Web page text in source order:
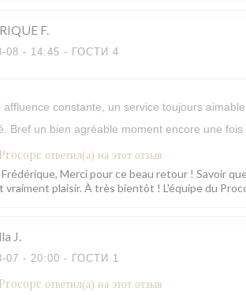
F
08 - 14:45 - ГОСТИ 4
affluence constante, un service toujours
Bref un bien agréable moment encore une fois
ответил(а) на этот отзыв
Merci pour ce beau retour ! Savoir
vraiment plaisir. À très bientôt ! L'équipe du
J
07 - 20:00 - ГОСТИ 1
ответил(а) на этот отзыв